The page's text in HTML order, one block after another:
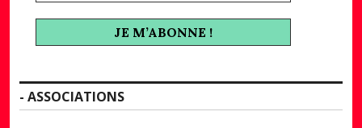
- ASSOCIATIONS